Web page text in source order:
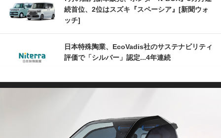
続首位、2位はスズキ『スペーシア』[新聞ウォ
ッチ]
日本特殊陶業、EcoVadis社のサステナビリティ
評価で「シルバー」認定...4年連続